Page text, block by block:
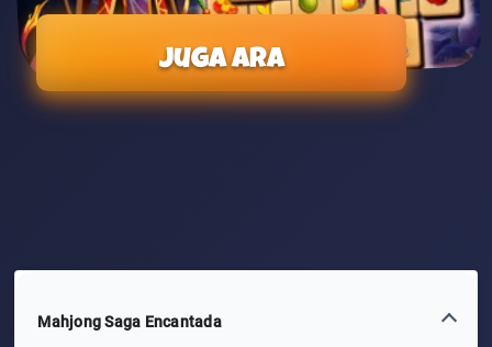
Juga ara
Mahjong Saga Encantada